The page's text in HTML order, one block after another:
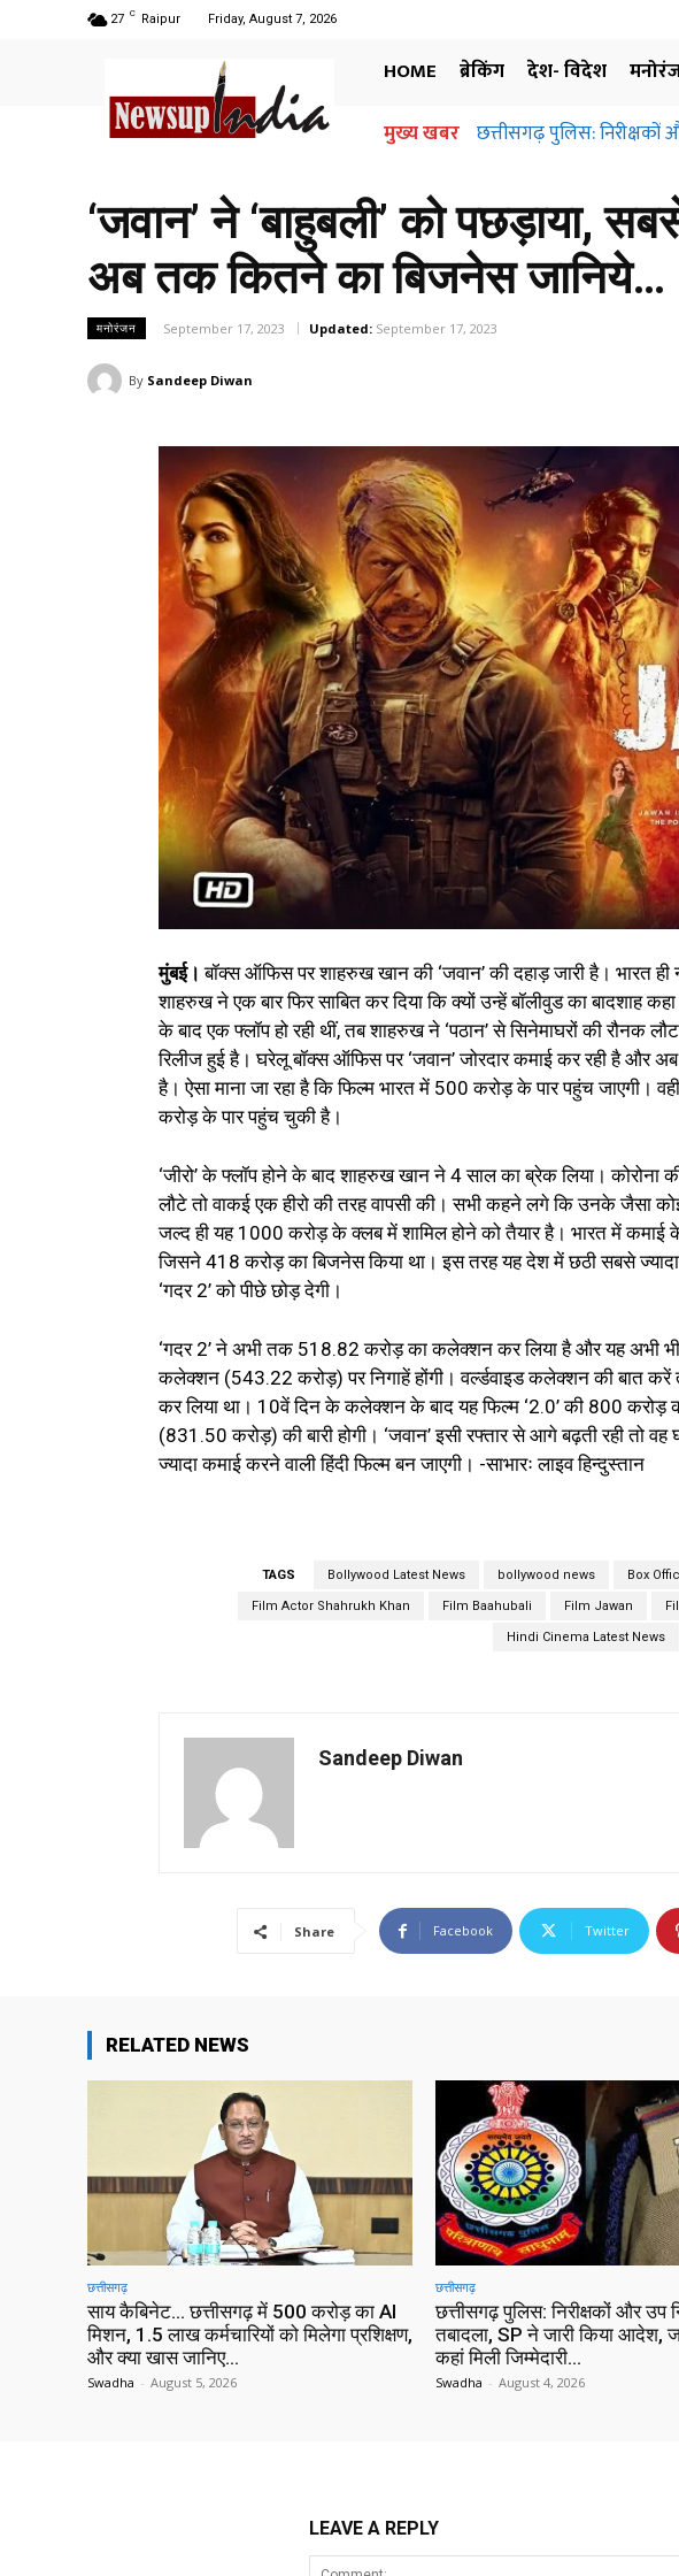
27 C Raipur Friday, August 7, 2026
HOME ब्रेकिंग देश- विदेश
मुख्य खबर छत्तीसगढ़ पुलिस: निरीक्षकों
‘जवान’ ने ‘बाहुबली’ को पछड़ाया,
अब तक कितने का बिजनेस जानिये…
मनोरंजन September 17, 2023 Updated: September 17, 2023
By Sandeep Diwan
मुंबई।बॉक्स ऑफिस पर शाहरुख खान की ‘जवान’ की दहाड़ जारी है। भारत
शाहरुख ने एक बार फिर साबित कर दिया कि क्यों उन्हें बॉलीवुड का बादशाह
के बाद एक फ्लॉप हो रही थीं, तब शाहरुख ने ‘पठान’ से सिनेमाघरों की रौनक
रिलीज हुई है। घरेलू बॉक्स ऑफिस पर ‘जवान’ जोरदार कमाई कर रही है और अब
है। ऐसा माना जा रहा है कि फिल्म भारत में 500 करोड़ के पार पहुंच जाएगी।
करोड़ के पार पहुंच चुकी है।
‘जीरो’ के फ्लॉप होने के बाद शाहरुख खान ने 4 साल का ब्रेक लिया।
लौटे तो वाकई एक हीरो की तरह वापसी की। सभी कहने लगे कि उनके जैसा
जल्द ही यह 1000 करोड़ के क्लब में शामिल होने को तैयार है। भारत में कमाई के
जिसने 418 करोड़ का बिजनेस किया था। इस तरह यह देश में छठी सबसे
‘गदर 2’ को पीछे छोड़ देगी।
‘गदर 2’ ने अभी तक 518.82 करोड़ का कलेक्शन कर लिया है और यह अभी भी
कलेक्शन (543.22 करोड़) पर निगाहें होंगी। वर्ल्डवाइड कलेक्शन की बात
कर लिया था। 10वें दिन के कलेक्शन के बाद यह फिल्म ‘2.0’ की 800 करोड़
(831.50 करोड़) की बारी होगी। ‘जवान’ इसी रफ्तार से आगे बढ़ती रही तो
ज्यादा कमाई करने वाली हिंदी फिल्म बन जाएगी। -साभारः लाइव हिन्दुस्तान
TAGS Bollywood Latest News bollywood news Box
Film Actor Shahrukh Khan Film Baahubali Film Jawan
Hindi Cinema Latest News
Sandeep Diwan
Share Facebook Twitter
RELATED NEWS
छत्तीसगढ़
साय कैबिनेट… छत्तीसगढ़ में 500 करोड़ का AI
मिशन, 1.5 लाख कर्मचारियों को मिलेगा प्रशिक्षण,
और क्या खास जानिए…
Swadha - August 5, 2026
छत्तीसगढ़
छत्तीसगढ़ पुलिस: निरीक्षकों और उप
तबादला, SP ने जारी किया आदेश,
कहां मिली जिम्मेदारी…
Swadha - August 4, 2026
LEAVE A REPLY